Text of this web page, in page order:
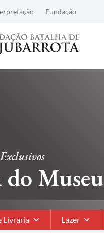
Fundação
Museu
Livraria Lazer